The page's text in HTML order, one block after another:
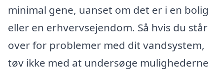
minimal gene, uanset om det er i en bolig
eller en erhvervsejendom. Så hvis du står
over for problemer med dit vandsystem,
tøv ikke med at undersøge mulighederne